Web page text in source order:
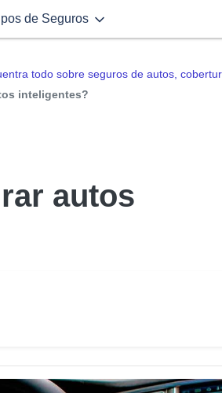
de Seguros
todo sobre seguros de autos,
inteligentes?
autos